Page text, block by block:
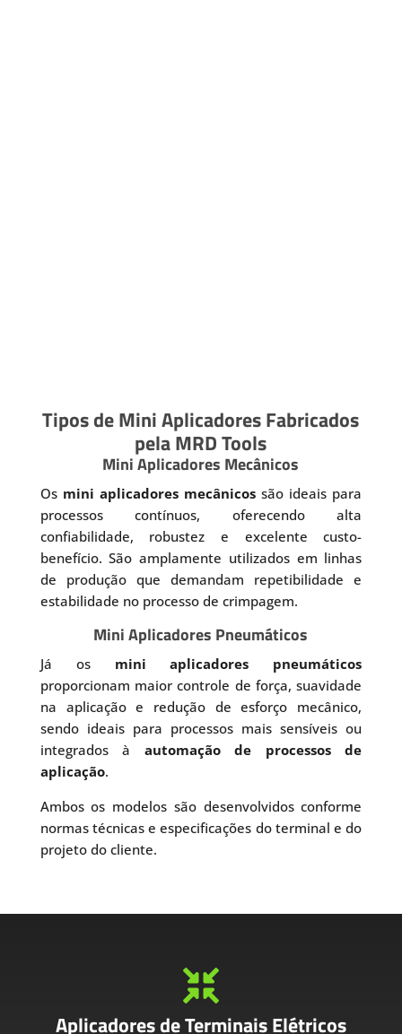
Tipos de Mini Aplicadores Fabricados
pela MRD Tools
Mini Aplicadores Mecânicos
Os mini aplicadores mecânicos são ideais para
processos contínuos, oferecendo alta
confiabilidade, robustez e excelente custo-
benefício. São amplamente utilizados em linhas
de produção que demandam repetibilidade e
estabilidade no processo de crimpagem.
Mini Aplicadores Pneumáticos
Já os mini aplicadores pneumáticos
proporcionam maior controle de força, suavidade
na aplicação e redução de esforço mecânico,
sendo ideais para processos mais sensíveis ou
integrados à automação de processos de
aplicação.
Ambos os modelos são desenvolvidos conforme
normas técnicas e especificações do terminal e do
projeto do cliente.

Aplicadores de Terminais Elétricos